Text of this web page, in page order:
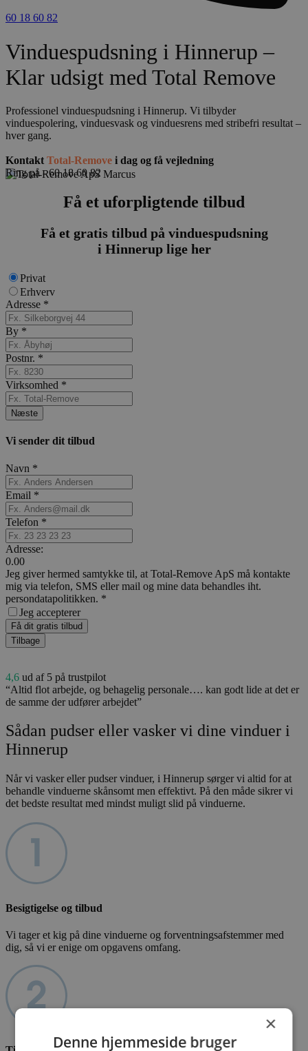
60 18 60 82
Vinduespudsning i Hinnerup –
Klar udsigt med Total Remove
Professionel vinduespudsning i Hinnerup. Vi tilbyder
vinduespolering, vinduesvask og vinduesrens med stribefri resultat –
hver gang.
Kontakt Total-Remove i dag og få vejledning
Ring på - 60 18 60 82
Få et uforpligtende tilbud
Få et gratis tilbud på vinduespudsning
i Hinnerup lige her
Privat
Erhverv
Adresse *
By *
Postnr. *
Virksomhed *
Næste
Vi sender dit tilbud
Navn *
Email *
Telefon *
Adresse:
0.00
Jeg giver hermed samtykke til, at Total-Remove ApS må kontakte
mig via telefon, SMS eller mail og mine data behandles iht.
persondatapolitikken. *
Jeg accepterer
Få dit gratis tilbud
Tilbage
4,6 ud af 5 på trustpilot
“Altid flot arbejde, og behagelig personale…. kan godt lide at det er
de samme der udfører arbejdet”
Sådan pudser eller vasker vi dine vinduer i
Hinnerup
Når vi vasker eller pudser vinduer, i Hinnerup sørger vi altid for at
behandle vinduerne skånsomt men effektivt. På den måde sikrer vi
det bedste resultat med mindst muligt slid på vinduerne.
Besigtigelse og tilbud
Vi tager et kig på dine vinduerne og forventningsafstemmer med
dig, så vi er enige om opgavens omfang.
×
Denne hjemmeside bruger